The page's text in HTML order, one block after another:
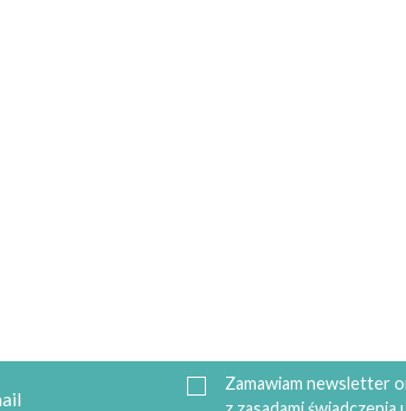
Zamawiam newsletter